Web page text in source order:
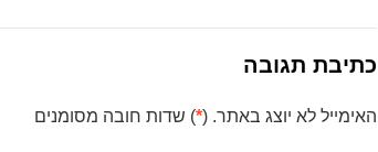
כתיבת תגובה
האימייל לא יוצג באתר. (*) שדות חובה מסומנים